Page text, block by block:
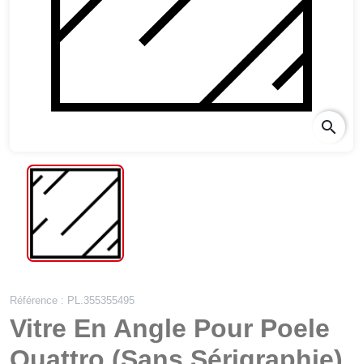
search
Référence : PL.355355495
Vitre En Angle Pour Poele